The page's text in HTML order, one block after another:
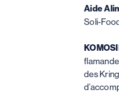
Aide
Soli-
des